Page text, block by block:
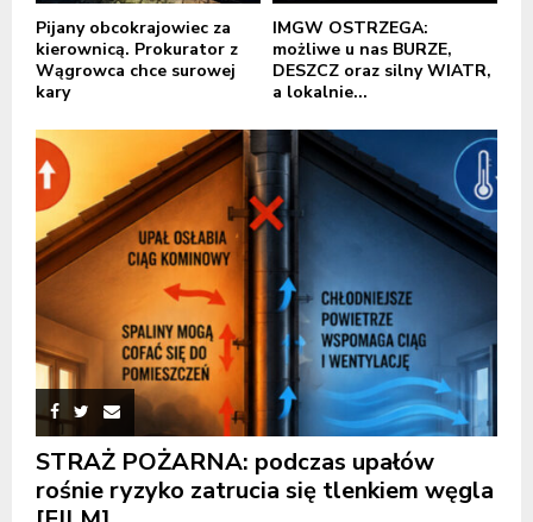
Pijany obcokrajowiec za
kierownicą. Prokurator z
Wągrowca chce surowej
kary
IMGW OSTRZEGA:
możliwe u nas BURZE,
DESZCZ oraz silny WIATR,
a lokalnie...
STRAŻ POŻARNA: podczas upałów
rośnie ryzyko zatrucia się tlenkiem węgla